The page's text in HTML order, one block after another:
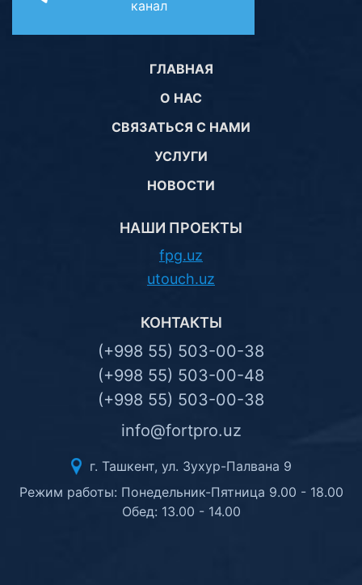
канал
ГЛАВНАЯ
О НАС
СВЯЗАТЬСЯ С НАМИ
УСЛУГИ
НОВОСТИ
НАШИ ПРОЕКТЫ
fpg.uz
utouch.uz
КОНТАКТЫ
(+998 55) 503-00-38
(+998 55) 503-00-48
(+998 55) 503-00-38
info@fortpro.uz
г. Ташкент, ул. Зухур-Палвана 9
Режим работы: Понедельник-Пятница 9.00 - 18.00
Обед: 13.00 - 14.00